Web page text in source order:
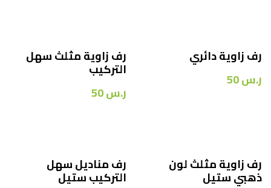
رف زاوية دائري
ر.س50
رف زاوية مثلث سهل
التركيب
ر.س50
رف زاوية مثلث لون
ذهبي ستيل
رف مناديل سهل
التركيب ستيل